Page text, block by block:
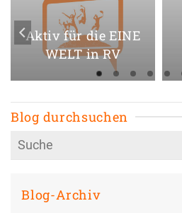
Aktiv für die EINE
WELT in RV
Blog durchsuchen
Search
for:
Blog-Archiv